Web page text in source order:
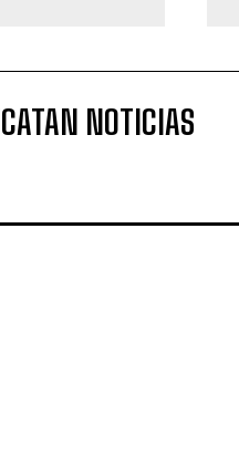
NOTICIAS